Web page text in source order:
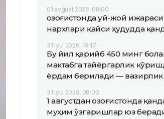
01 avgust 2026, 08:00
Қозоғистонда уй-жой ижараси
нархлари қайси ҳудудда
31 iyul 2026, 18:17
Бу йил қарийб 450 минг
мактабга тайёргарлик
ёрдам берилади — вазирлик
31 iyul 2026, 08:00
1 августдан Қозоғистонда
муҳим ўзгаришлар юз